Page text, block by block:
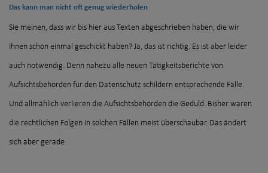
Das kann man nicht oft genug wiederholen
Sie meinen, dass wir bis hier aus Texten abgeschrieben haben, die wir
Ihnen schon einmal geschickt haben? Ja, das ist richtig. Es ist aber leider
auch notwendig. Denn nahezu alle neuen Tätigkeitsberichte von
Aufsichtsbehörden für den Datenschutz schildern entsprechende Fälle.
Und allmählich verlieren die Aufsichtsbehörden die Geduld. Bisher waren
die rechtlichen Folgen in solchen Fällen meist überschaubar. Das ändert
sich aber gerade.